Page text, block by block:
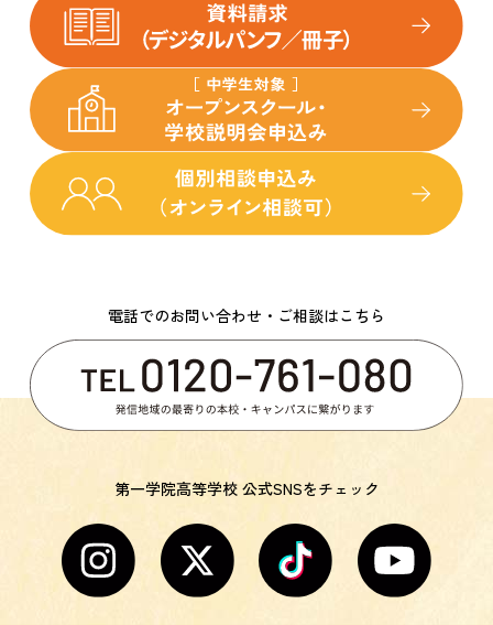
電話でのお問い合わせ・ご相談はこちら
第一学院高等学校 公式SNSをチェック